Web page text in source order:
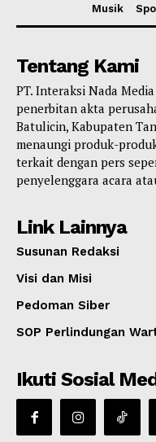
Musik
Tentang Kami
PT. Interaksi Nada
penerbitan akta
Batulicin, Kabupaten
menaungi produk-
terkait dengan pers
penyelenggara acara
Link Lainnya
Susunan Redaksi
Visi dan Misi
Pedoman Siber
SOP Perlindungan
Ikuti Sosial